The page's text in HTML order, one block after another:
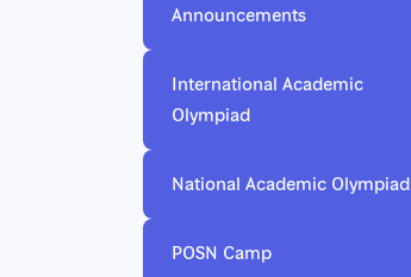
Announcements
International Academic
Olympiad
National Academic Olympiad
POSN Camp